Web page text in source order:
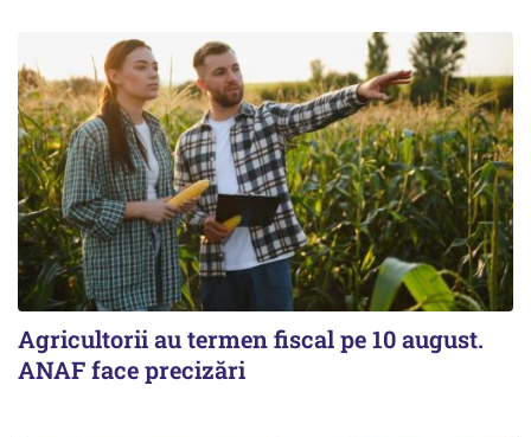
Agricultorii au termen fiscal pe 10 august.
ANAF face precizări